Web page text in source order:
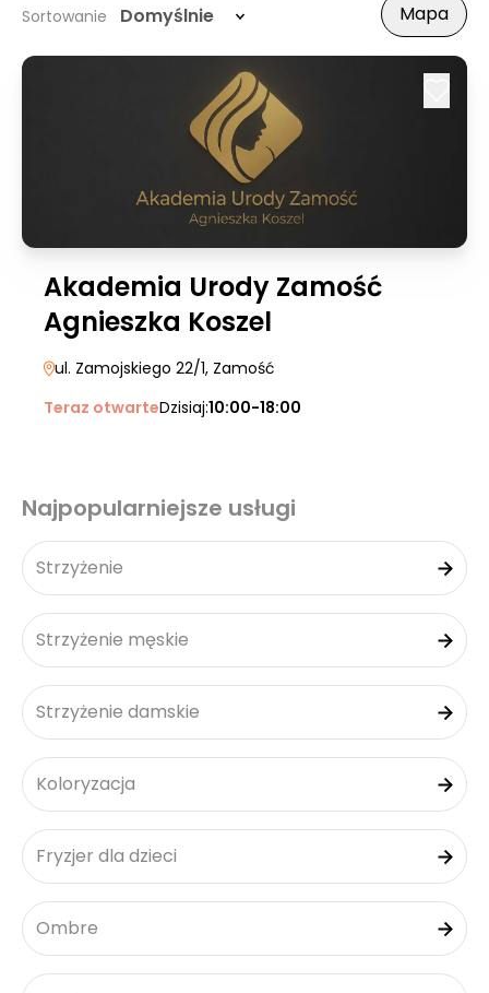
Sortowanie Domyślnie Mapa
Akademia Urody Zamość
Agnieszka Koszel
ul. Zamojskiego 22/1, Zamość
Teraz otwarteDzisiaj:10:00-18:00
Najpopularniejsze usługi
Strzyżenie
Strzyżenie męskie
Strzyżenie damskie
Koloryzacja
Fryzjer dla dzieci
Ombre